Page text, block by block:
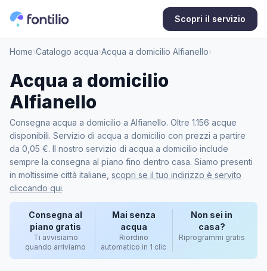
Scopri il servizio
Home›Catalogo acqua›Acqua a domicilio Alfianello›
Acqua a domicilio
Alfianello
Consegna acqua a domicilio a Alfianello. Oltre 1.156 acque
disponibili. Servizio di acqua a domicilio con prezzi a partire
da 0,05 €. Il nostro servizio di acqua a domicilio include
sempre la consegna al piano fino dentro casa. Siamo presenti
in moltissime città italiane, scopri se il tuo indirizzo è servito
cliccando qui.
Consegna al
piano gratis
Ti avvisiamo
quando arriviamo
Mai senza
acqua
Riordino
automatico in 1 clic
Non sei in
casa?
Riprogrammi gratis